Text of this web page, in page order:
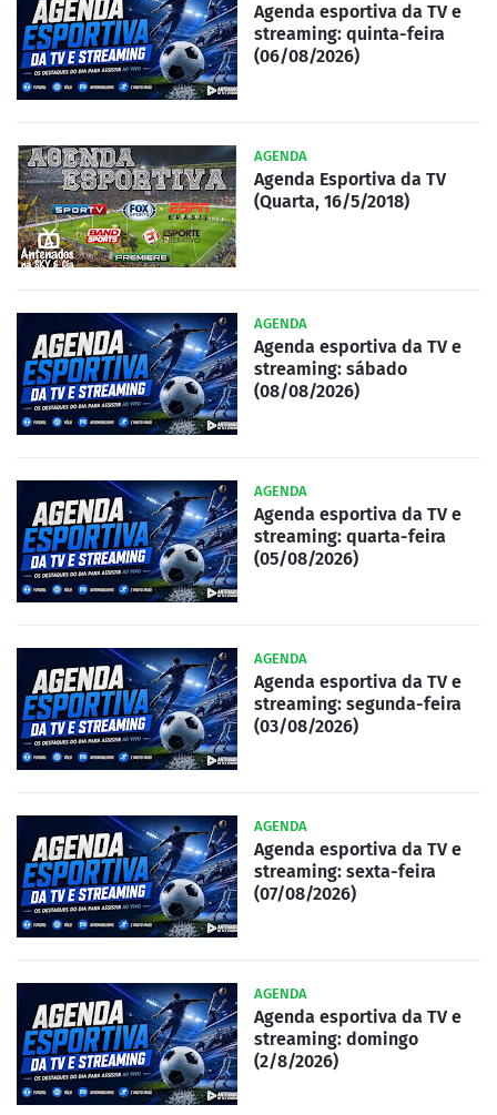
Agenda esportiva da TV e
streaming: quinta-feira
(06/08/2026)
AGENDA
Agenda Esportiva da TV
(Quarta, 16/5/2018)
AGENDA
Agenda esportiva da TV e
streaming: sábado
(08/08/2026)
AGENDA
Agenda esportiva da TV e
streaming: quarta-feira
(05/08/2026)
AGENDA
Agenda esportiva da TV e
streaming: segunda-feira
(03/08/2026)
AGENDA
Agenda esportiva da TV e
streaming: sexta-feira
(07/08/2026)
AGENDA
Agenda esportiva da TV e
streaming: domingo
(2/8/2026)